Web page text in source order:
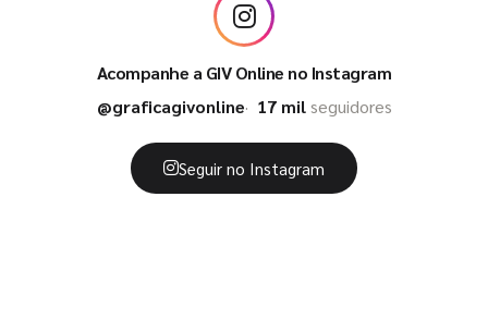
Acompanhe a GIV Online no Instagram
@graficagivonline
17 milseguidores
Seguir no Instagram